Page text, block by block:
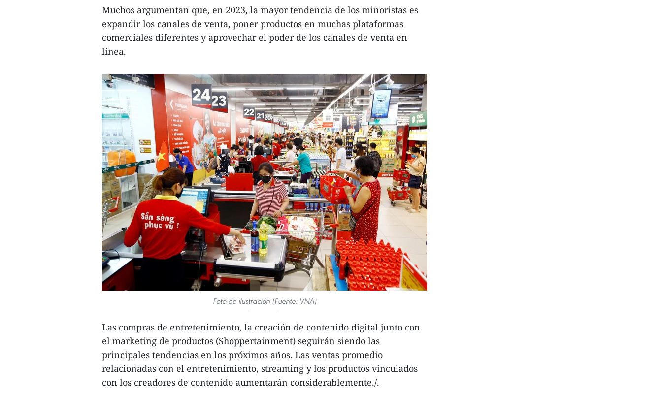
Muchos argumentan que, en 2023, la mayor tendencia de los minoristas es
expandir los canales de venta, poner productos en muchas plataformas
comerciales diferentes y aprovechar el poder de los canales de venta en
línea.
Foto de ilustración (Fuente: VNA)
Las compras de entretenimiento, la creación de contenido digital junto con
el marketing de productos (Shoppertainment) seguirán siendo las
principales tendencias en los próximos años. Las ventas promedio
relacionadas con el entretenimiento, streaming y los productos vinculados
con los creadores de contenido aumentarán considerablemente./.